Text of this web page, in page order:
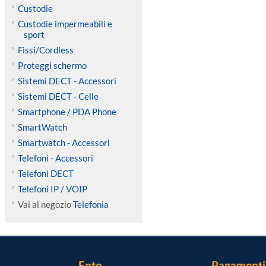
Custodie
Custodie impermeabili e
sport
Fissi/Cordless
Proteggi schermo
Sistemi DECT - Accessori
Sistemi DECT - Celle
Smartphone / PDA Phone
SmartWatch
Smartwatch - Accessori
Telefoni - Accessori
Telefoni DECT
Telefoni IP / VOIP
Vai al negozioTelefonia